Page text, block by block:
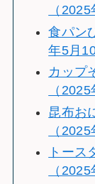
（
食パン
年5月
カップ
（
昆布お
（
トース
（